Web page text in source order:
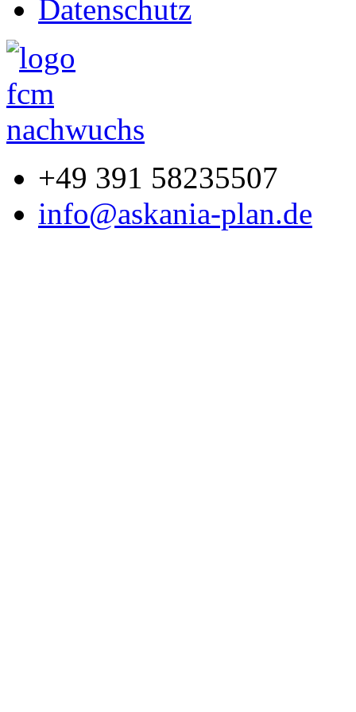
Datenschutz
+49 391 58235507
info@askania-plan.de